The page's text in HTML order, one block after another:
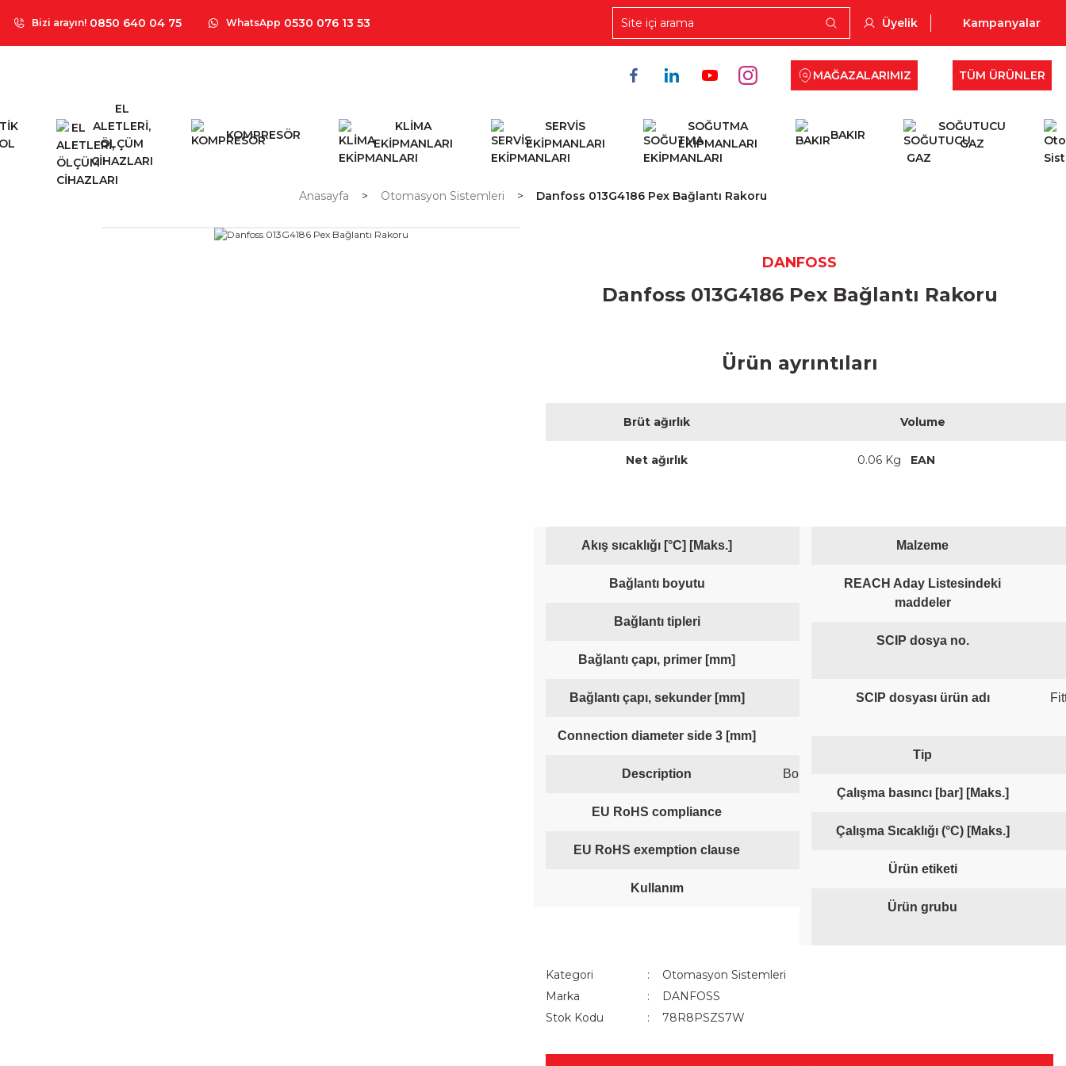
Bizi arayın! 0850 640 04 75 WhatsApp 0530 076 13 53 Üyelik Kampanyalar
MAĞAZALARIMIZ TÜM ÜRÜNLER
EL
ALETLERİ,
ÖLÇÜM
CİHAZLARI
KOMPRESÖR
KLİMA
EKİPMANLARI
SERVİS
EKİPMANLARI
SOĞUTMA
EKİPMANLARI
BAKIR
SOĞUTUCU
GAZ
Anasayfa Otomasyon Sistemleri Danfoss 013G4186 Pex Bağlantı Rakoru
DANFOSS
Danfoss 013G4186 Pex Bağlantı Rakoru
Ürün ayrıntıları
Brüt ağırlık 0.062 Kg
Net ağırlık 0.06 Kg
Volume
EAN
Akış sıcaklığı [°C] [Maks.]
Bağlantı boyutu 3/4"
Bağlantı tipleri
Bağlantı çapı, primer [mm]
Bağlantı çapı, sekunder [mm] 0 mm
Connection diameter side 3 [mm]
Description Boru için Alupex fittings 16 x 2 mm
EU RoHS compliance
EU RoHS exemption clause
Kullanım
Malzeme
REACH Aday Listesindeki
maddeler
SCIP dosya no.
SCIP dosyası ürün adı
Tip
Çalışma basıncı [bar] [Maks.]
Çalışma Sıcaklığı (°C) [Maks.]
Ürün etiketi
Ürün grubu
Kategori
Otomasyon Sistemleri
Marka
DANFOSS
Stok Kodu
78R8PSZS7W